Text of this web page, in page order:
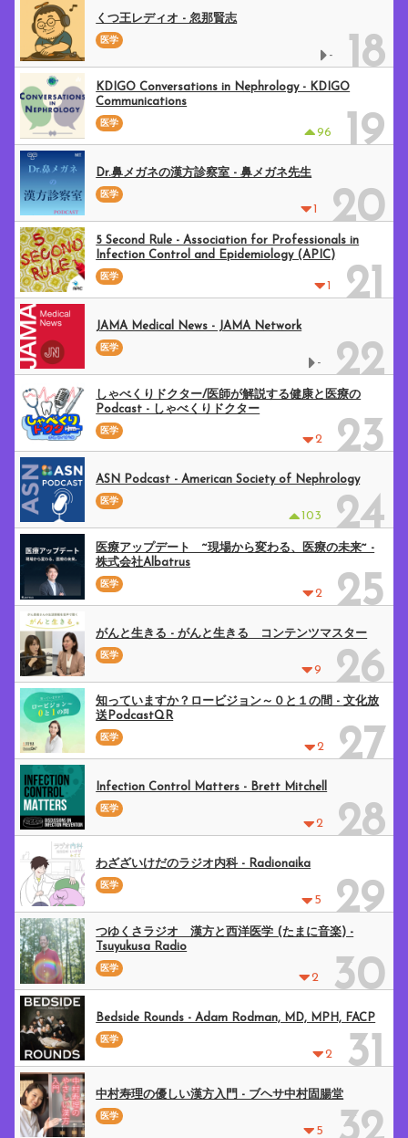
- 18
くつ王レディオ - 忽那賢志
医学
96 19
KDIGO Conversations in Nephrology - KDIGO
Communications
医学
1 20
Dr.鼻メガネの漢方診察室 - 鼻メガネ先生
医学
1 21
5 Second Rule - Association for Professionals in
Infection Control and Epidemiology (APIC)
医学
- 22
JAMA Medical News - JAMA Network
医学
2 23
しゃべくりドクター/医師が解説する健康と医療の
Podcast - しゃべくりドクター
医学
103 24
ASN Podcast - American Society of Nephrology
医学
2 25
医療アップデート ~現場から変わる、医療の未来~ -
株式会社Albatrus
医学
9 26
がんと生きる - がんと生きる コンテンツマスター
医学
2 27
知っていますか？ロービジョン～０と１の間 - 文化放
送PodcastQR
医学
2 28
Infection Control Matters - Brett Mitchell
医学
5 29
わざざいけだのラジオ内科 - Radionaika
医学
2 30
つゆくさラジオ 漢方と西洋医学 (たまに音楽) -
Tsuyukusa Radio
医学
2 31
Bedside Rounds - Adam Rodman, MD, MPH, FACP
医学
5
中村寿理の優しい漢方入門 - ブヘサ中村固腸堂
医学